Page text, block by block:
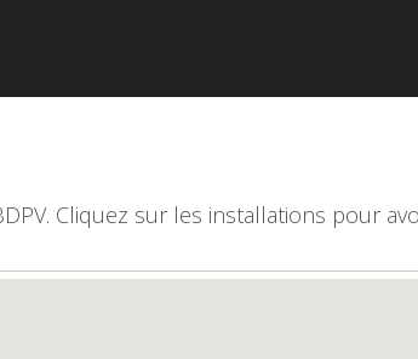
Cliquez sur les installations pour